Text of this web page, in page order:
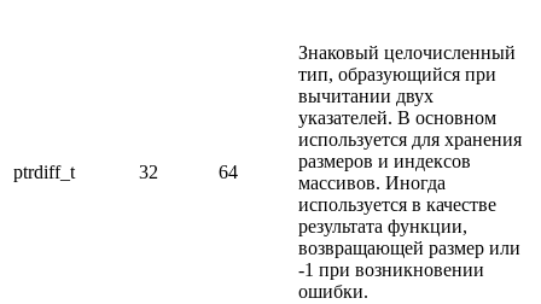
ptrdiff_t 32 64
Знаковый целочисленный
тип, образующийся при
вычитании двух
указателей. В основном
используется для хранения
размеров и индексов
массивов. Иногда
используется в качестве
результата функции,
возвращающей размер или
-1 при возникновении
ошибки.